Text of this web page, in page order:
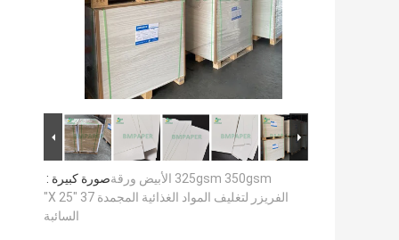
صورة كبيرة :325gsm 350gsm الأبيض ورقة
الفريزر لتغليف المواد الغذائية المجمدة 37 "X 25"
السائبة